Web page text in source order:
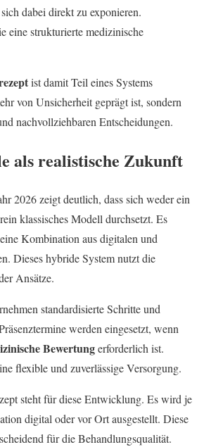
dabei direkt zu exponieren.
eine strukturierte medizinische
ist damit Teil eines Systems
von Unsicherheit geprägt ist, sondern
nachvollziehbaren Entscheidungen.
als realistische Zukunft
2026 zeigt deutlich, dass sich weder ein
klassisches Modell durchsetzt. Es
Kombination aus digitalen und
Dieses hybride System nutzt die
Ansätze.
standardisierte Schritte und
werden eingesetzt, wenn
Bewertungerforderlich ist.
flexible und zuverlässige Versorgung.
steht für diese Entwicklung. Es wird je
digital oder vor Ort ausgestellt. Diese
für die Behandlungsqualität.